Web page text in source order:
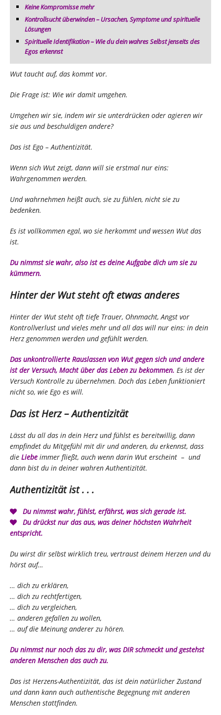
Keine Kompromisse mehr
Kontrollsucht überwinden – Ursachen, Symptome und spirituelle
Lösungen
Spirituelle Identifikation – Wie du dein wahres Selbst jenseits des
Egos erkennst
Wut taucht auf, das kommt vor.
Die Frage ist: Wie wir damit umgehen.
Umgehen wir sie, indem wir sie unterdrücken oder agieren wir
sie aus und beschuldigen andere?
Das ist Ego – Authentizität.
Wenn sich Wut zeigt, dann will sie erstmal nur eins:
Wahrgenommen werden.
Und wahrnehmen heißt auch, sie zu fühlen, nicht sie zu
bedenken.
Es ist vollkommen egal, wo sie herkommt und wessen Wut das
ist.
Du nimmst sie wahr, also ist es deine Aufgabe dich um sie zu
kümmern.
Hinter der Wut steht oft etwas anderes
Hinter der Wut steht oft tiefe Trauer, Ohnmacht, Angst vor
Kontrollverlust und vieles mehr und all das will nur eins: in dein
Herz genommen werden und gefühlt werden.
Das unkontrollierte Rauslassen von Wut gegen sich und andere
ist der Versuch, Macht über das Leben zu bekommen. Es ist der
Versuch Kontrolle zu übernehmen. Doch das Leben funktioniert
nicht so, wie Ego es will.
Das ist Herz – Authentizität
Lässt du all das in dein Herz und fühlst es bereitwillig, dann
empfindet du Mitgefühl mit dir und anderen, du erkennst, dass
die Liebe immer fließt, auch wenn darin Wut erscheint – und
dann bist du in deiner wahren Authentizität.
Authentizität ist . . .
Du nimmst wahr, fühlst, erfährst, was sich gerade ist.
Du drückst nur das aus, was deiner höchsten Wahrheit
entspricht.
Du wirst dir selbst wirklich treu, vertraust deinem Herzen und du
hörst auf…
… dich zu erklären,
… dich zu rechtfertigen,
… dich zu vergleichen,
… anderen gefallen zu wollen,
… auf die Meinung anderer zu hören.
Du nimmst nur noch das zu dir, was DIR schmeckt und gestehst
anderen Menschen das auch zu.
Das ist Herzens-Authentizität, das ist dein natürlicher Zustand
und dann kann auch authentische Begegnung mit anderen
Menschen stattfinden.